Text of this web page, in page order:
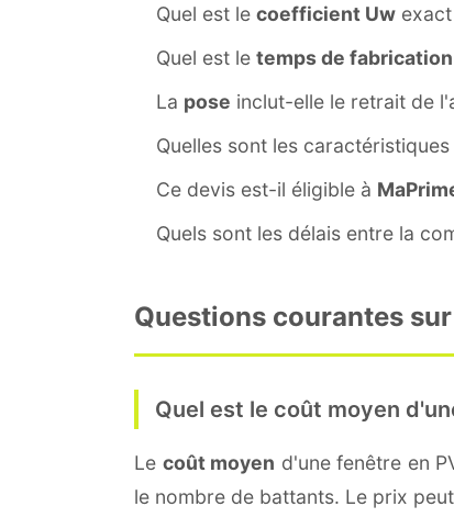
Quel est le coefficient Uw
Quel est le temps de fabrication
La pose inclut-elle le retrait de
Quelles sont les caractéristiques
Ce devis est-il éligible à
Quels sont les délais entre la
Questions courantes
Quel est le coût moyen
Le coût moyen d'une fenêtre en
le nombre de battants. Le prix